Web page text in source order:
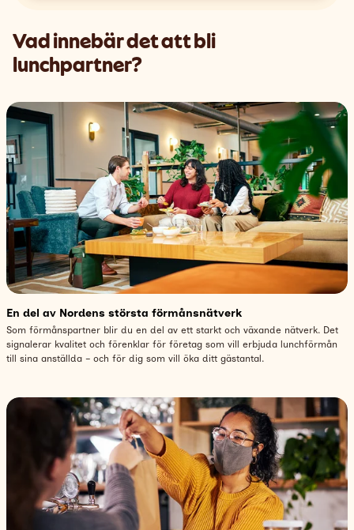
Vad innebär det att bli
lunchpartner?
En del av Nordens största förmånsnätverk
Som förmånspartner blir du en del av ett starkt och växande nätverk. Det
signalerar kvalitet och förenklar för företag som vill erbjuda lunchförmån
till sina anställda – och för dig som vill öka ditt gästantal.